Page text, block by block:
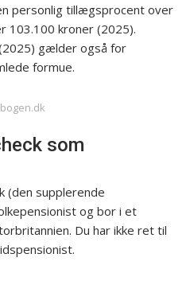
personlig tillægsprocent over
103.100 kroner (2025).
gælder også for
formue.
som
(den supplerende
og bor i et
Du har ikke ret til